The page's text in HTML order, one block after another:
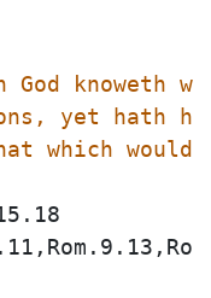
which would